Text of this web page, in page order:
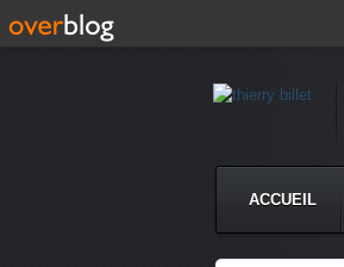
ACCUEIL